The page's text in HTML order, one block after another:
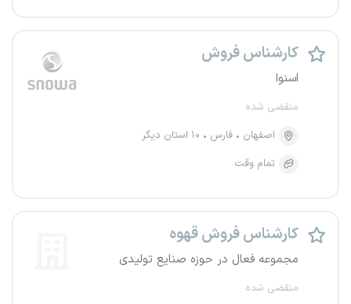
کارشناس فروش
اسنوا
منقضی شده
اصفهان
فارس
۱۰ استان دیگر
تمام وقت
کارشناس فروش قهوه
مجموعه فعال در حوزه صنایع تولیدی
منقضی شده